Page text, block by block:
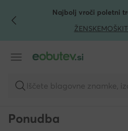
POJDI NA GLAVNO VSEBINO
POJDI NA ISKANJENajbolj vroči poletni
ŽENSKEMOŠKI
Iščete blagovne znamke,
Ponudba